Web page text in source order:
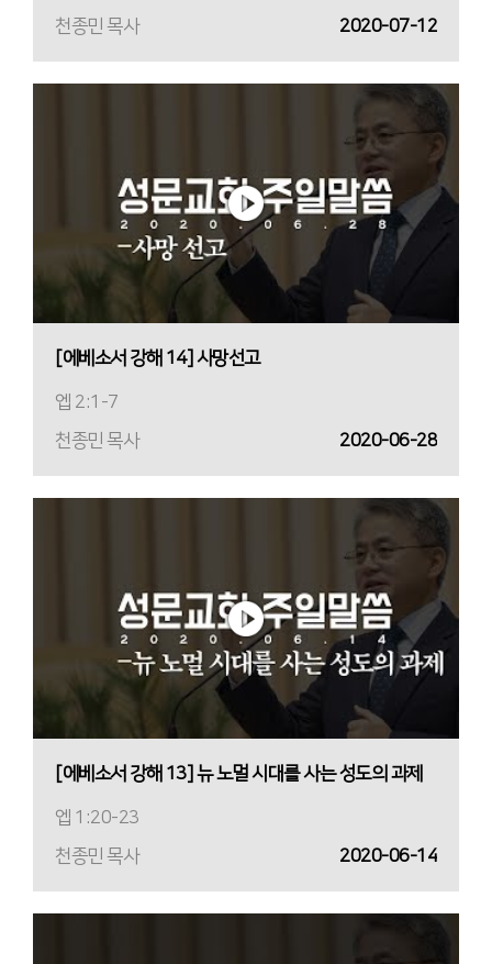
천종민 목사
2020-07-12
[에베소서 강해 14] 사망선고
엡 2:1-7
천종민 목사
2020-06-28
[에베소서 강해 13] 뉴 노멀 시대를 사는 성도의 과제
엡 1:20-23
천종민 목사
2020-06-14